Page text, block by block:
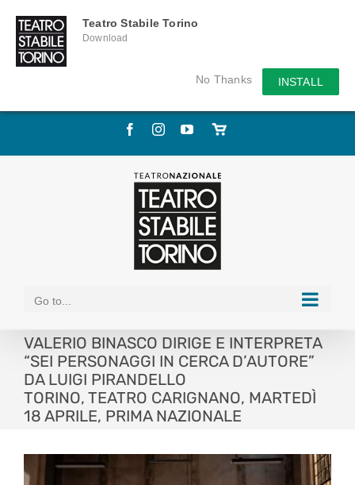
Teatro Stabile Torino
Download
No Thanks INSTALL
Skip
FacebookInstagramYouTube
Store
Go to...
VALERIO BINASCO DIRIGE E INTERPRETA
“SEI PERSONAGGI IN CERCA D’AUTORE”
DA LUIGI PIRANDELLO
TORINO, TEATRO CARIGNANO, MARTEDÌ
18 APRILE, PRIMA NAZIONALE